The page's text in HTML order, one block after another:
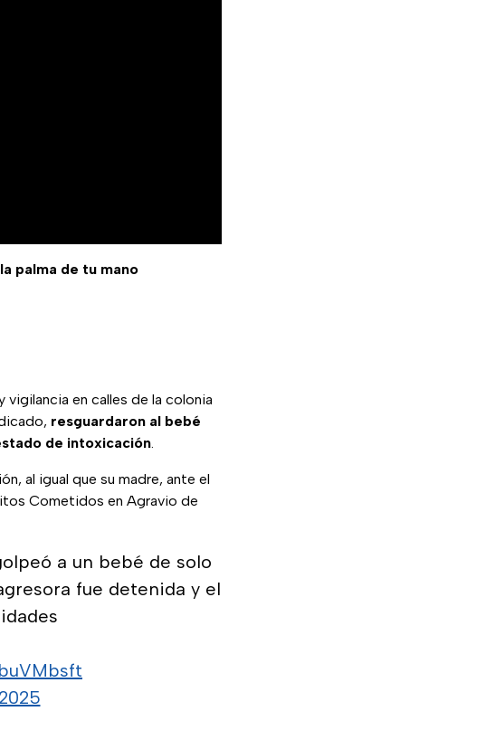
palma de tu mano
vigilancia en calles de la colonia
resguardaron al bebé
de intoxicación.
al igual que su madre, ante el
Cometidos en Agravio de
a un bebé de solo
fue detenida y el